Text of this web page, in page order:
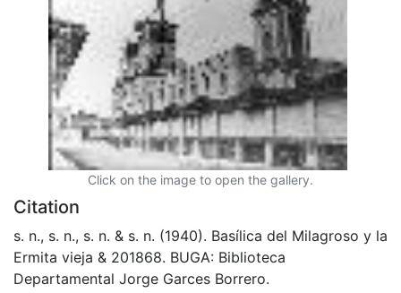
Click on the image to open the gallery.
Citation
s. n., s. n., s. n. & s. n. (1940). Basílica del Milagroso y la
Ermita vieja & 201868. BUGA: Biblioteca
Departamental Jorge Garces Borrero.